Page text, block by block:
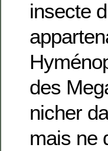
insecte
des
nicher
mais ne